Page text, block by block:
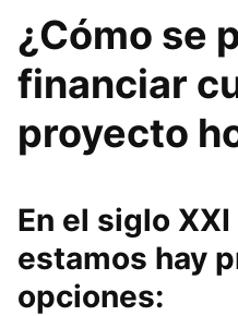
¿Cómo se
financiar
proyecto
En el siglo
estamos hay
opciones: